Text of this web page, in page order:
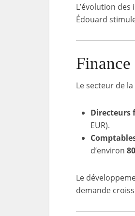
L’évolution
Édouard
Le secteur de la
Directeurs
EUR).
d’environ
Le
demande